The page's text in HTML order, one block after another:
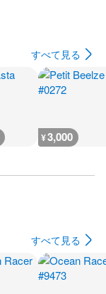
すべて見る
¥3,000
すべて見る